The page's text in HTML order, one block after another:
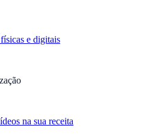
e digitais
na sua receita